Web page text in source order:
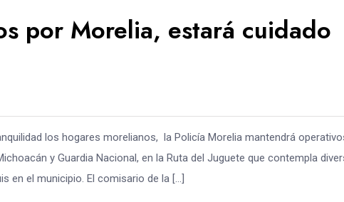
por Morelia, estará cuidado
los hogares morelianos, la Policía Morelia mantendrá
y Guardia Nacional, en la Ruta del Juguete que contempla
en el municipio. El comisario de la […]